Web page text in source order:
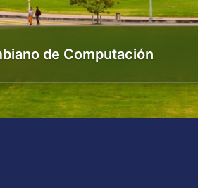
de Computación